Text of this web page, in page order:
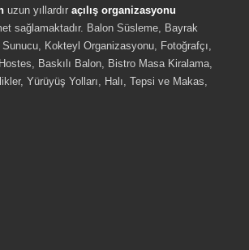
uzun yıllardır açılış organizasyonu
sağlamaktadır. Balon Süsleme, Bayrak
Kokteyl Organizasyonu, Fotoğrafçı,
Baskılı Balon, Bistro Masa Kiralama,
Yürüyüş Yolları, Halı, Tepsi ve Makas,